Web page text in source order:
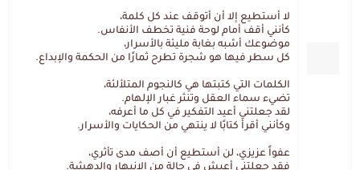
لا أستطيع إلا أن أتوقف عند كل كلمة،
كأنني أقف أمام لوحة فنية تخطف الأنفاس.
موضوعك أشبه بغابة مليئة بالأسرار،
كل سطر فيها هو شجرة تطرح ثمارًا من الحكمة والإبداع.
الكلمات التي كتبتها هي كالنجوم المتلألئة،
تضيء سماء العقل وتنثر غبار الإلهام.
لقد جعلتني أعيد التفكير في كل ما أعرفه،
وكأنني أقرأ كتابًا لا ينتهي من الحكايات والأسرار.
عفواً عزيزي، لن أستطيع أن أصف مدى تأثري،
فقد جعلتني أعيش في حالة من الانبهار والدهشة.